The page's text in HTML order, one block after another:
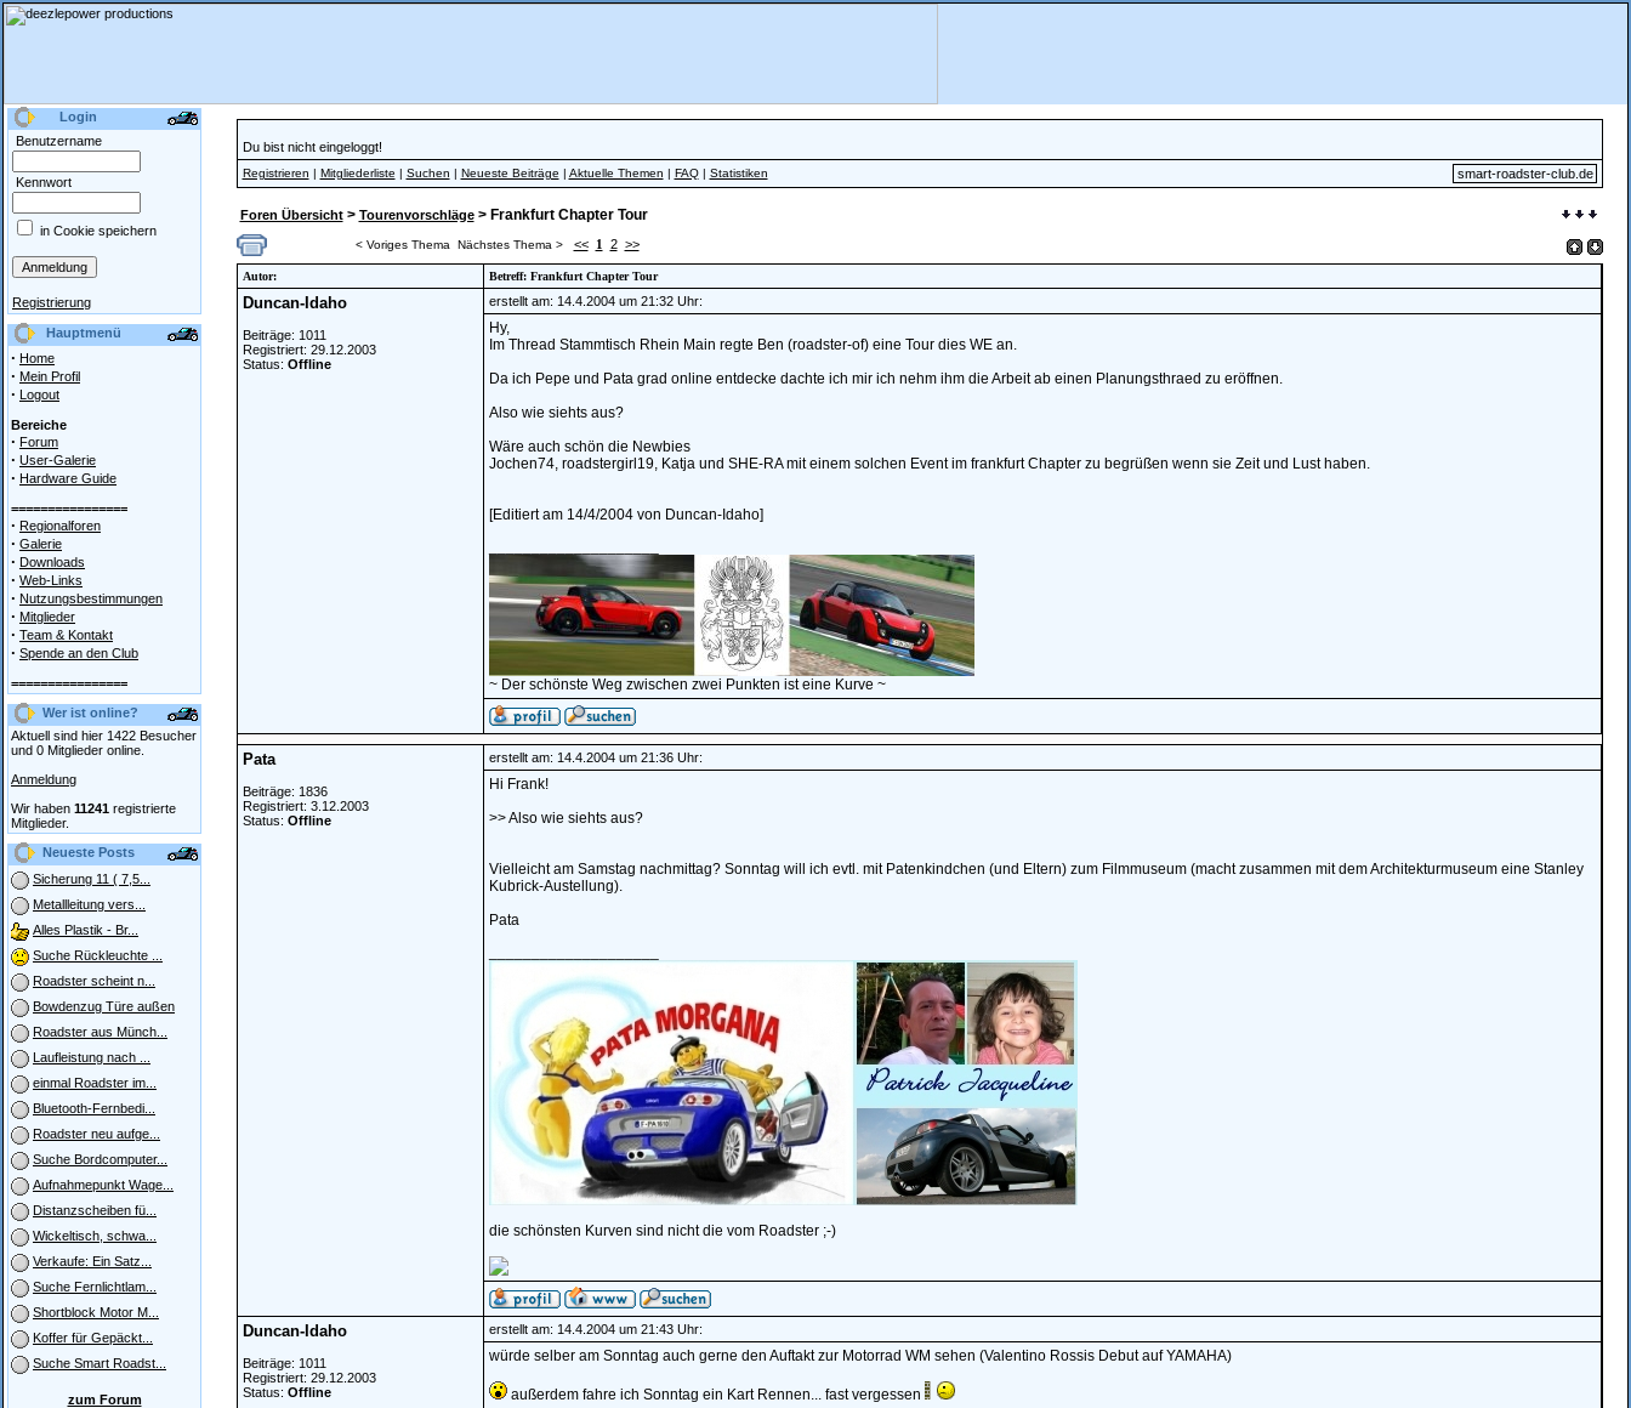
Login
Benutzername
Kennwort
in Cookie speichern
Registrierung
Hauptmenü
· Home
· Mein Profil
· Logout
Bereiche
· Forum
· User-Galerie
· Hardware Guide
================
· Regionalforen
· Galerie
· Downloads
· Web-Links
· Nutzungsbestimmungen
· Mitglieder
· Team & Kontakt
· Spende an den Club
================
Wer ist online?
Aktuell sind hier 1422 Besucher
und 0 Mitglieder online.
Anmeldung
Wir haben 11241 registrierte
Mitglieder.
Neueste Posts
Sicherung 11 ( 7,5...
Metallleitung vers...
Alles Plastik - Br...
Suche Rückleuchte ...
Roadster scheint n...
Bowdenzug Türe außen
Roadster aus Münch...
Laufleistung nach ...
einmal Roadster im...
Bluetooth-Fernbedi...
Roadster neu aufge...
Suche Bordcomputer...
Aufnahmepunkt Wage...
Distanzscheiben fü...
Wickeltisch, schwa...
Verkaufe: Ein Satz...
Suche Fernlichtlam...
Shortblock Motor M...
Koffer für Gepäckt...
Suche Smart Roadst...
zum Forum
Du bist nicht eingeloggt!
Registrieren | Mitgliederliste | Suchen | Neueste Beiträge | Aktuelle Themen | FAQ| Statistiken smart-roadster-club.de
Foren Übersicht> Tourenvorschläge> Frankfurt Chapter Tour
< Voriges Thema Nächstes Thema > << 1 2 >>
Autor: Betreff: Frankfurt Chapter Tour
Duncan-Idaho
Beiträge: 1011
Registriert: 29.12.2003
Status: Offline
erstellt am: 14.4.2004 um 21:32 Uhr:
Hy,
Im Thread Stammtisch Rhein Main regte Ben (roadster-of) eine Tour dies WE an.
Da ich Pepe und Pata grad online entdecke dachte ich mir ich nehm ihm die Arbeit ab einen Planungsthraed zu eröffnen.
Also wie siehts aus?
Wäre auch schön die Newbies
Jochen74, roadstergirl19, Katja und SHE-RA mit einem solchen Event im frankfurt Chapter zu begrüßen wenn sie Zeit und Lust haben.
[Editiert am 14/4/2004 von Duncan-Idaho]
~ Der schönste Weg zwischen zwei Punkten ist eine Kurve ~
Pata
Beiträge: 1836
Registriert: 3.12.2003
Status: Offline
erstellt am: 14.4.2004 um 21:36 Uhr:
Hi Frank!
>> Also wie siehts aus?
Vielleicht am Samstag nachmittag? Sonntag will ich evtl. mit Patenkindchen (und Eltern) zum Filmmuseum (macht zusammen mit dem Architekturmuseum eine Stanley
Kubrick-Austellung).
Pata
die schönsten Kurven sind nicht die vom Roadster ;-)
Duncan-Idaho
Beiträge: 1011
Registriert: 29.12.2003
Status: Offline
erstellt am: 14.4.2004 um 21:43 Uhr:
würde selber am Sonntag auch gerne den Auftakt zur Motorrad WM sehen (Valentino Rossis Debut auf YAMAHA)
außerdem fahre ich Sonntag ein Kart Rennen... fast vergessen